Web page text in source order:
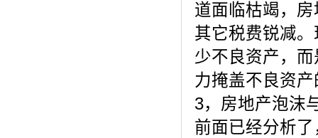
道面临枯竭，
其它税费锐减
少不良资产，
力掩盖不良资
3，房地产泡沫
前面已经分析